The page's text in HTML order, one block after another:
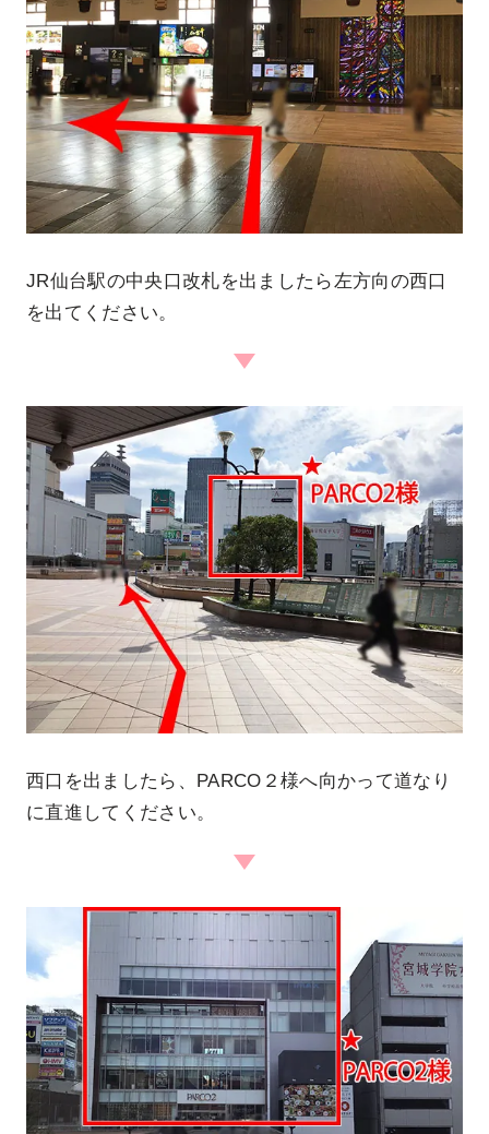
JR仙台駅の中央口改札を出ましたら左方向の西口
を出てください。
西口を出ましたら、PARCO２様へ向かって道なり
に直進してください。